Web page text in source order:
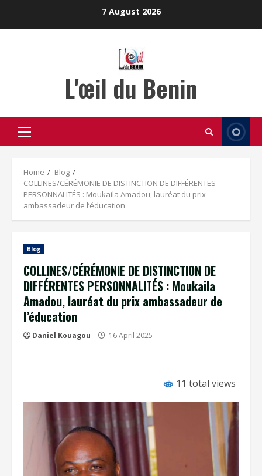
7 August 2026
L'œil du Benin
Primary
Menu
Home
Blog
COLLINES/CÉRÉMONIE DE DISTINCTION DE DIFFÉRENTES
PERSONNALITÉS : Moukaila Amadou, lauréat du prix
ambassadeur de l’éducation
Blog
COLLINES/CÉRÉMONIE DE DISTINCTION DE
DIFFÉRENTES PERSONNALITÉS : Moukaila
Amadou, lauréat du prix ambassadeur de
l’éducation
Daniel Kouagou 16 April 2025
11 total views